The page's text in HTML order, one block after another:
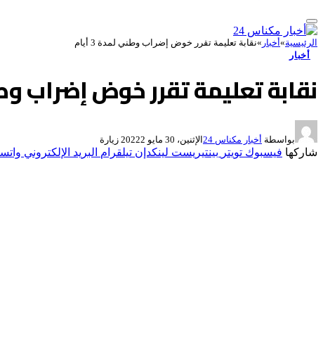
الرئيسية»أخبار »نقابة تعليمة تقرر خوض إضراب وطني لمدة 3 أيام
أخبار
نقابة تعليمة تقرر خوض إضراب وطني
بواسطة أخبار مكناس 24 الإثنين، 30 مايو 2022 2 زيارة
شاركها فيسبوك تويتر بينتيريست لينكدإن تيلقرام البريد الإلكتروني